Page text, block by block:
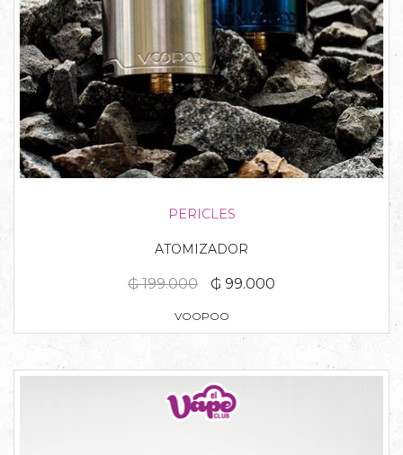
PERICLES
ATOMIZADOR
₲ 199.000 ₲ 99.000
VOOPOO